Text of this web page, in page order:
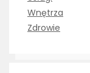
Wnętrza
Zdrowie